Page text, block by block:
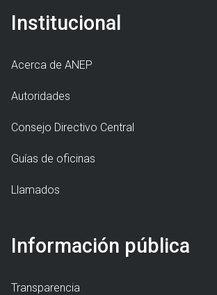
Institucional
Acerca de ANEP
Autoridades
Consejo Directivo Central
Guías de oficinas
Llamados
Información pública
Transparencia